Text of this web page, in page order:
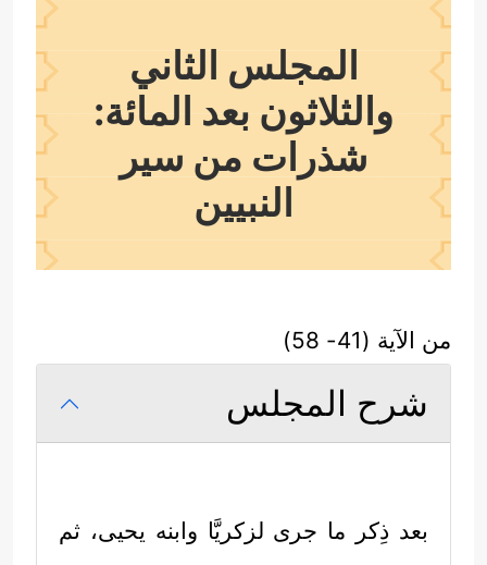
المجلس الثاني
والثلاثون بعد المائة:
شذرات من سير
النبيين
من الآية (41- 58)
شرح المجلس
بعد ذِكر ما جرى لزكريَّا وابنه يحيى، ثم